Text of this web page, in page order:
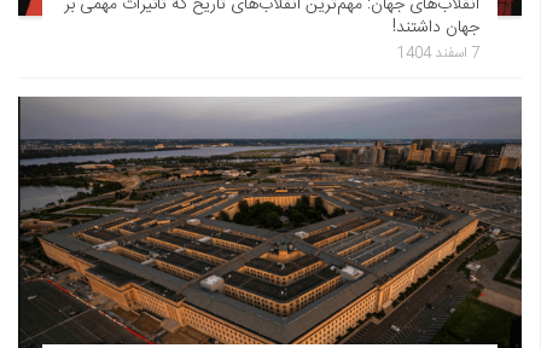
جهان داشتند!
7 اسفند 1404